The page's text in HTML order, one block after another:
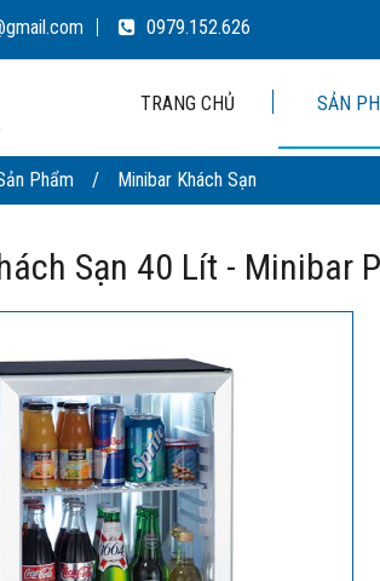
0979.152.626
TRANG CHỦ SẢN
Phẩm / Minibar Khách Sạn
Sạn 40 Lít - Minibar